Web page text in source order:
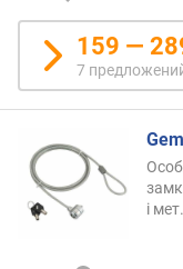
159 —
7
і